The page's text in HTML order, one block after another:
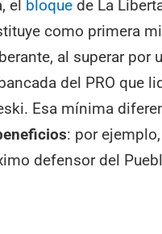
el bloque de La
como primera
al superar por
del PRO que
Esa mínima
: por ejemplo,
defensor del